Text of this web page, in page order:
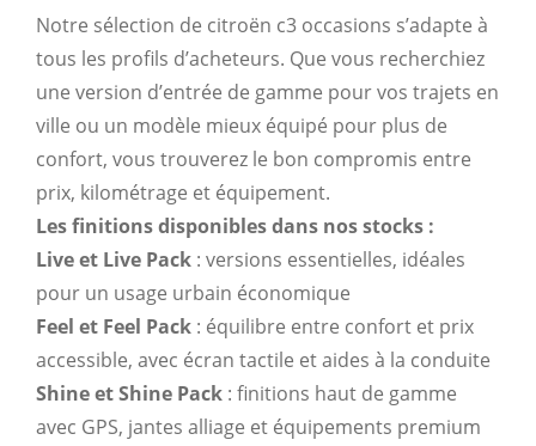
Notre sélection de citroën c3 occasions s’adapte à
tous les profils d’acheteurs. Que vous recherchiez
une version d’entrée de gamme pour vos trajets en
ville ou un modèle mieux équipé pour plus de
confort, vous trouverez le bon compromis entre
prix, kilométrage et équipement.
Les finitions disponibles dans nos stocks :
Live et Live Pack : versions essentielles, idéales
pour un usage urbain économique
Feel et Feel Pack : équilibre entre confort et prix
accessible, avec écran tactile et aides à la conduite
Shine et Shine Pack : finitions haut de gamme
avec GPS, jantes alliage et équipements premium